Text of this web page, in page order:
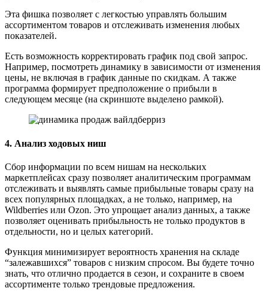
Эта фишка позволяет с легкостью управлять большим
ассортиментом товаров и отслеживать изменения любых
показателей.
Есть возможность корректировать график под свой запрос.
Например, посмотреть динамику в зависимости от изменения
цены, не включая в график данные по скидкам. А также
программа формирует предположение о прибыли в
следующем месяце (на скриншоте выделено рамкой).
4. Анализ ходовых ниш
Сбор информации по всем нишам на нескольких
маркетплейсах сразу позволяет аналитическим программам
отслеживать и выявлять самые прибыльные товары сразу на
всех популярных площадках, а не только, например, на
Wildberries или Ozon. Это упрощает анализ данных, а также
позволяет оценивать прибыльность не только продуктов в
отдельности, но и целых категорий.
Функция минимизирует вероятность хранения на складе
“залежавшихся” товаров с низким спросом. Вы будете точно
знать, что отлично продается в сезон, и сохраните в своем
ассортименте только трендовые предложения.